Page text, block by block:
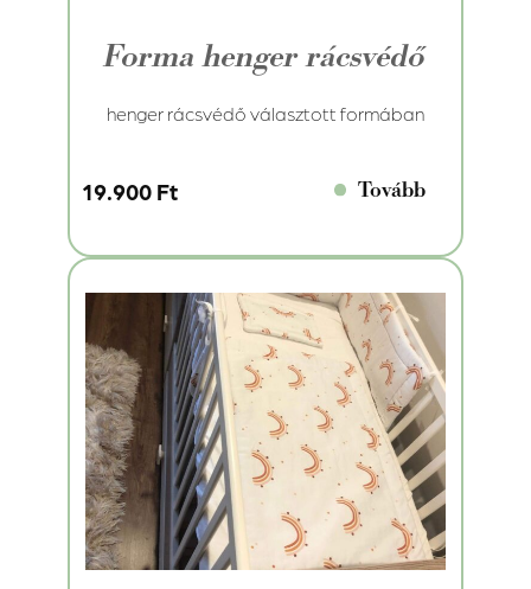
Forma henger rácsvédő
henger rácsvédő választott formában
19.900 Ft Tovább